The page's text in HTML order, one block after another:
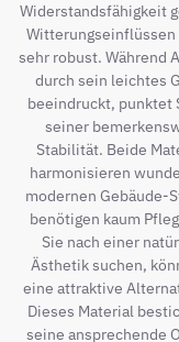
Widerstandsfähigkeit
Witterungseinflüssen
sehr robust. Während
durch sein leichtes
beeindruckt, punktet
seiner
Stabilität. Beide
harmonisieren
modernen Gebäude-
benötigen kaum
Sie nach einer
Ästhetik suchen,
eine attraktive
Dieses Material
seine ansprechende